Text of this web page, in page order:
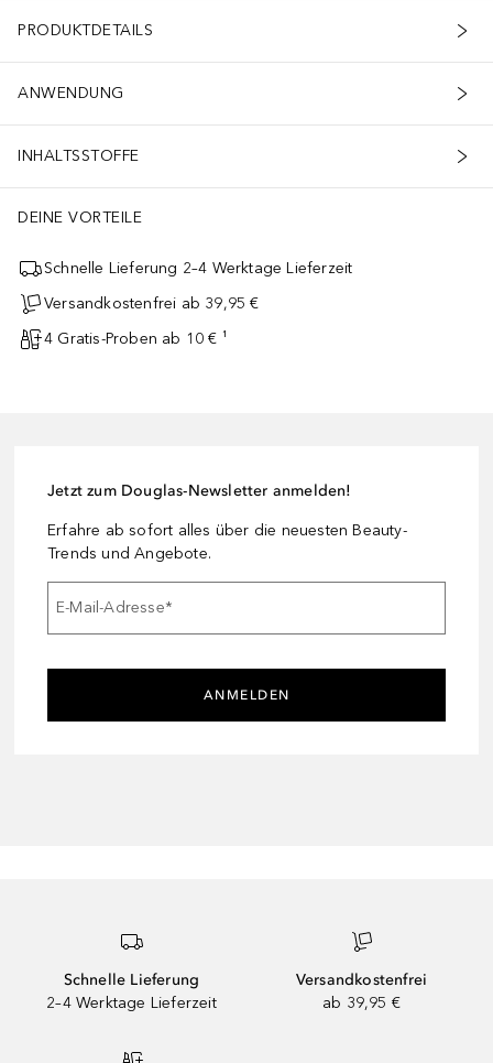
PRODUKTDETAILS
ANWENDUNG
INHALTSSTOFFE
DEINE VORTEILE
Schnelle Lieferung 2–4 Werktage Lieferzeit
Versandkostenfrei ab 39,95 €
4 Gratis-Proben ab 10 € ¹
Jetzt zum Douglas-Newsletter anmelden!
Erfahre ab sofort alles über die neuesten Beauty-
Trends und Angebote.
E-Mail-Adresse*
ANMELDEN
Schnelle Lieferung
2–4 Werktage Lieferzeit
Versandkostenfrei
ab 39,95 €